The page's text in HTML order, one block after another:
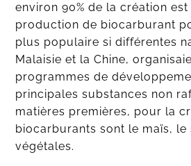
environ 90% de la création est
production de biocarburant
plus populaire si différentes
Malaisie et la Chine,
programmes de
principales substances non
matières premières, pour la
biocarburants sont le maïs, le
végétales.